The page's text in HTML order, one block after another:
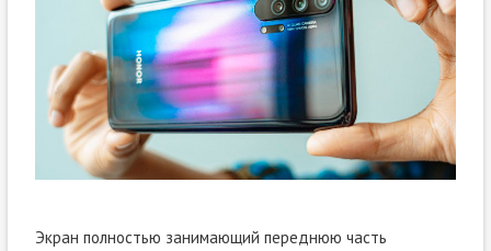
Экран полностью занимающий переднюю часть